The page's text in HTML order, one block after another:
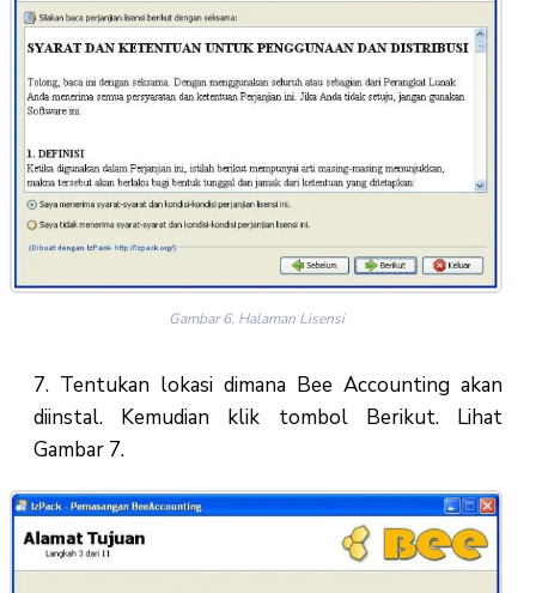
Gambar 6. Halaman Lisensi
7. Tentukan lokasi dimana Bee Accounting akan
diinstal. Kemudian klik tombol Berikut. Lihat
Gambar 7.